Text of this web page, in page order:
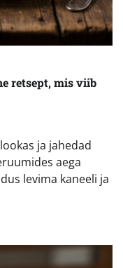
retsept, mis viib
ja jahedad
aega
levima kaneeli ja